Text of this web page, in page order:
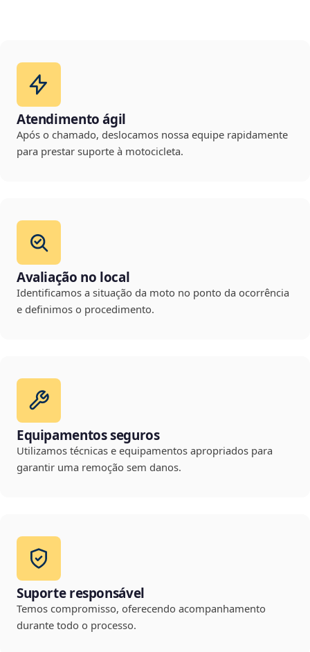
Atendimento ágil
Após o chamado, deslocamos nossa equipe rapidamente
para prestar suporte à motocicleta.
Avaliação no local
Identificamos a situação da moto no ponto da ocorrência
e definimos o procedimento.
Equipamentos seguros
Utilizamos técnicas e equipamentos apropriados para
garantir uma remoção sem danos.
Suporte responsável
Temos compromisso, oferecendo acompanhamento
durante todo o processo.